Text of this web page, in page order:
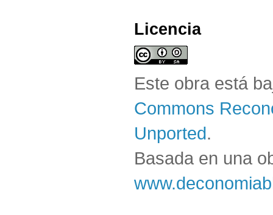
Licencia
Este obra está
Commons
Unported.
Basada en una